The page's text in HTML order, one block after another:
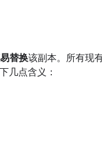
替换该副本。所有现
几点含义：